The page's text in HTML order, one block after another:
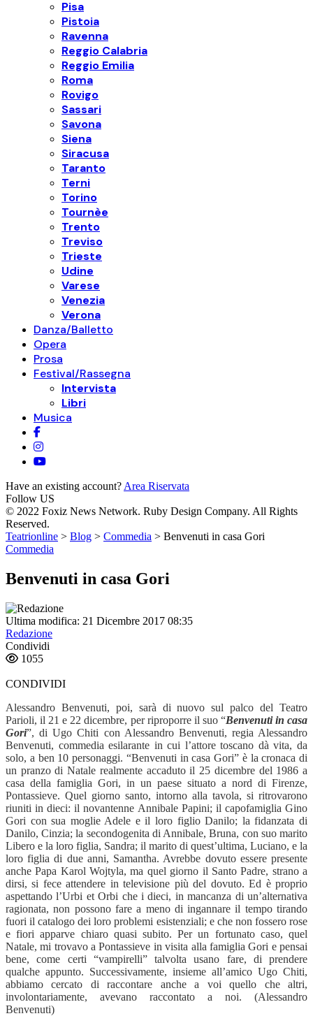
Pisa
Pistoia
Ravenna
Reggio Calabria
Reggio Emilia
Roma
Rovigo
Sassari
Savona
Siena
Siracusa
Taranto
Terni
Torino
Tournèe
Trento
Treviso
Trieste
Udine
Varese
Venezia
Verona
Danza/Balletto
Opera
Prosa
Festival/Rassegna
Intervista
Libri
Musica
Have an existing account? Area Riservata
Follow US
© 2022 Foxiz News Network. Ruby Design Company. All Rights
Reserved.
Teatrionline > Blog > Commedia > Benvenuti in casa Gori
Commedia
Benvenuti in casa Gori
Ultima modifica: 21 Dicembre 2017 08:35
Redazione
Condividi
1055
CONDIVIDI
Alessandro Benvenuti, poi, sarà di nuovo sul palco del Teatro
Parioli, il 21 e 22 dicembre, per riproporre il suo “Benvenuti in casa
Gori”, di Ugo Chiti con Alessandro Benvenuti, regia Alessandro
Benvenuti, commedia esilarante in cui l’attore toscano dà vita, da
solo, a ben 10 personaggi. “Benvenuti in casa Gori” è la cronaca di
un pranzo di Natale realmente accaduto il 25 dicembre del 1986 a
casa della famiglia Gori, in un paese situato a nord di Firenze,
Pontassieve. Quel giorno santo, intorno alla tavola, si ritrovarono
riuniti in dieci: il novantenne Annibale Papini; il capofamiglia Gino
Gori con sua moglie Adele e il loro figlio Danilo; la fidanzata di
Danilo, Cinzia; la secondogenita di Annibale, Bruna, con suo marito
Libero e la loro figlia, Sandra; il marito di quest’ultima, Luciano, e la
loro figlia di due anni, Samantha. Avrebbe dovuto essere presente
anche Papa Karol Wojtyla, ma quel giorno il Santo Padre, strano a
dirsi, si fece attendere in televisione più del dovuto. Ed è proprio
aspettando l’Urbi et Orbi che i dieci, in mancanza di un’alternativa
ragionata, non possono fare a meno di ingannare il tempo tirando
fuori il catalogo dei loro problemi esistenziali; e che non fossero rose
e fiori apparve chiaro quasi subito. Per un fortunato caso, quel
Natale, mi trovavo a Pontassieve in visita alla famiglia Gori e pensai
bene, come certi “vampirelli” talvolta usano fare, di prendere
qualche appunto. Successivamente, insieme all’amico Ugo Chiti,
abbiamo cercato di raccontare anche a voi quello che altri,
involontariamente, avevano raccontato a noi. (Alessandro
Benvenuti)